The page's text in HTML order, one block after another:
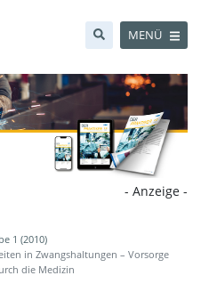
MENÜ
- Anzeige -
1 (2010)
in Zwangshaltungen – Vorsorge
die Medizin